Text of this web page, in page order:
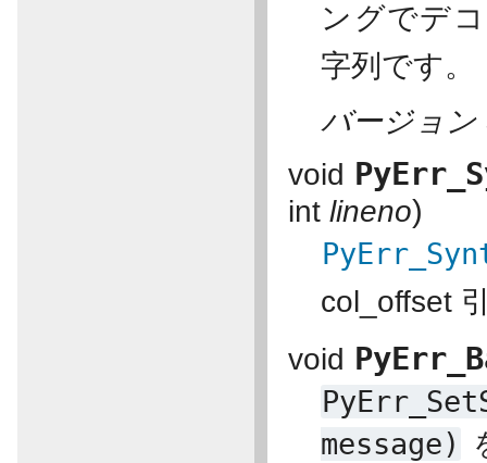
ングでデ
字列です。
バージョン
void
int lineno)
col_offset
void
message)